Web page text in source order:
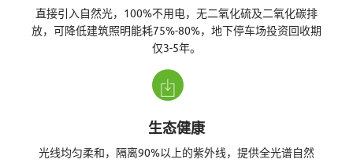
D
智
直接引入自然光，100%不用电，无二氧化硫及二氧化碳排
放，可降低建筑照明能耗75%-80%，地下停车场投资回收期
仅3-5年。
生态健康
光线均匀柔和，隔离90%以上的紫外线，提供全光谱自然